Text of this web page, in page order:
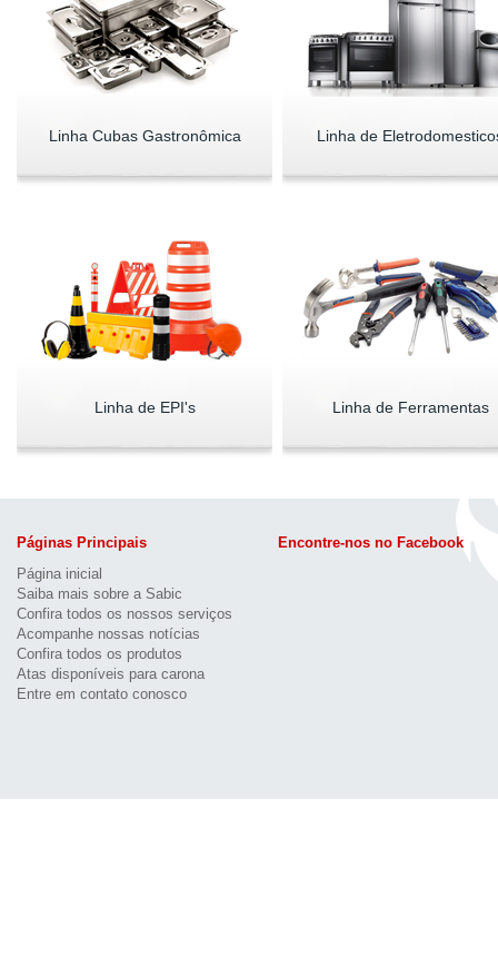
Linha Cubas Gastronômica Linha de
Linha de EPI's Linha de Ferramentas
Páginas Principais
Página inicial
Saiba mais sobre a Sabic
Confira todos os nossos serviços
Acompanhe nossas notícias
Confira todos os produtos
Atas disponíveis para carona
Entre em contato conosco
Encontre-nos no Facebook